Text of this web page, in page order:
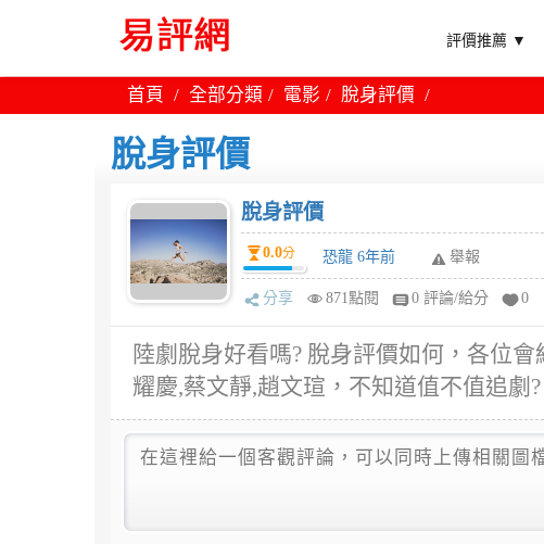
評價推薦 ▼
首頁 全部分類 電影 脫身評價
脫身評價
脫身評價
0.0分 恐龍 6年前 舉報
分享 871點閱 0 評論/給分 0
陸劇脫身好看嗎? 脫身評價如何，各位
耀慶,蔡文靜,趙文瑄，不知道值不值追劇?